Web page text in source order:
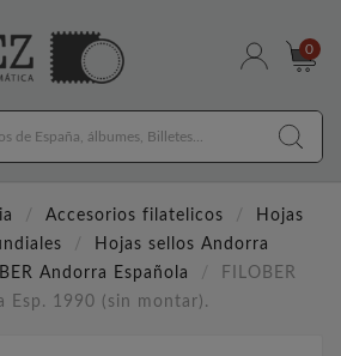
0
Accesorios filatelicos
Hojas
Hojas sellos Andorra
Andorra Española
FILOBER
Esp. 1990 (sin montar).